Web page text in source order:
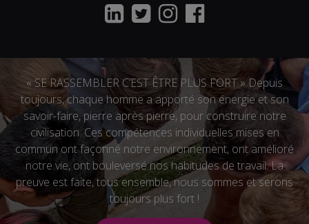
« SE RASSEMBLER C’EST ÊTRE PLUS FORT » Depuis
toujours, chaque homme a apporté son énergie et son
savoir-faire, pierre après pierre, pour construire notre
civilisation. Ces compétences individuelles mises en
commun ont façonné notre environnement, ont amélioré
notre vie, ont bouleversé nos habitudes de travail. La
preuve est faite, tous ensemble, nous sommes et serons
toujours plus fort !